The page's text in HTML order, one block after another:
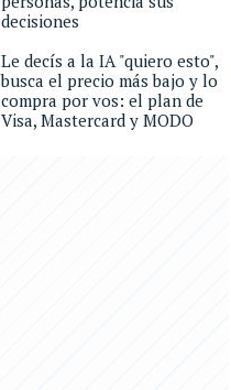
decisiones
Le decís a la IA "quiero esto",
busca el precio más bajo y lo
compra por vos: el plan de
Visa, Mastercard y MODO